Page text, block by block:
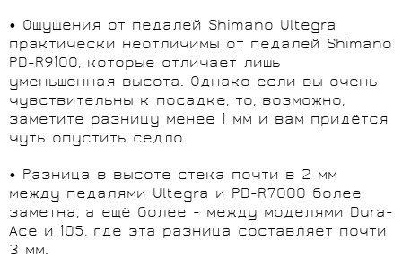
• Ощущения от педалей Shimano Ultegra
практически неотличимы от педалей Shimano
PD-R9100, которые отличает лишь
уменьшенная высота. Однако если вы очень
чувствительны к посадке, то, возможно,
заметите разницу менее 1 мм и вам придётся
чуть опустить седло.
• Разница в высоте стека почти в 2 мм
между педалями Ultegra и PD-R7000 более
заметна, а ещё более - между моделями Dura-
Ace и 105, где эта разница составляет почти
3 мм.